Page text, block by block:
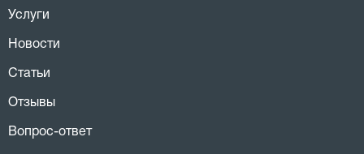
Услуги
Новости
Статьи
Отзывы
Вопрос-ответ